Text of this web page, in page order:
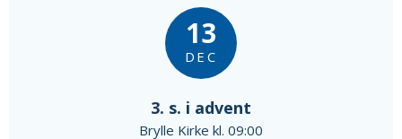
13
DEC
3. s. i advent
Brylle Kirke kl. 09:00